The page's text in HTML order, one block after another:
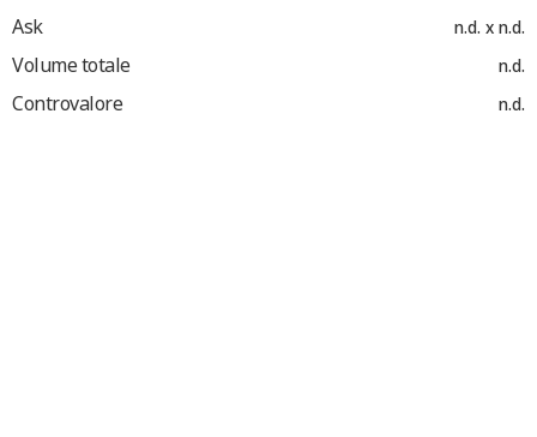
Ask n.d. x n.d.
Volume totale n.d.
Controvalore n.d.